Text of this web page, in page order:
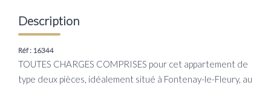
ACCÈS CLIENTS
Description
Réf : 16344
TOUTES CHARGES COMPRISES pour cet appartement de
type deux pièces, idéalement situé à Fontenay-le-Fleury, au